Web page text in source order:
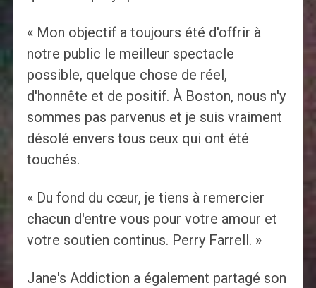
« Mon objectif a toujours été d'offrir à
notre public le meilleur spectacle
possible, quelque chose de réel,
d'honnête et de positif. À Boston, nous n'y
sommes pas parvenus et je suis vraiment
désolé envers tous ceux qui ont été
touchés.
« Du fond du cœur, je tiens à remercier
chacun d'entre vous pour votre amour et
votre soutien continus. Perry Farrell. »
Jane's Addiction a également partagé son